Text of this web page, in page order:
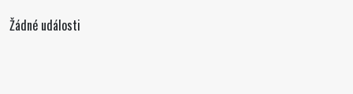
Žádné události